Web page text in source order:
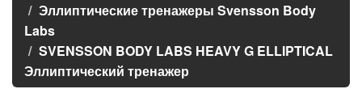
Эллиптические тренажеры Svensson Body
Labs
SVENSSON BODY LABS HEAVY G ELLIPTICAL
Эллиптический тренажер